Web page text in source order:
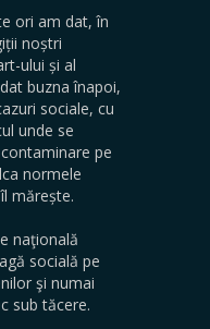
ori am dat, în
noștri
ului și al
buzna înapoi,
sociale, cu
unde se
pe
normele
mărește.
naţională
socială pe
şi numai
sub tăcere.